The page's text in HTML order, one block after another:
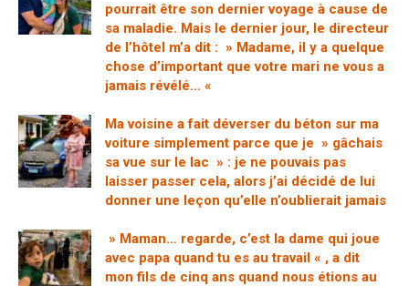
pourrait être son dernier voyage à cause de
sa maladie. Mais le dernier jour, le directeur
de l’hôtel m’a dit : » Madame, il y a quelque
chose d’important que votre mari ne vous a
jamais révélé… «
Ma voisine a fait déverser du béton sur ma
voiture simplement parce que je » gâchais
sa vue sur le lac » : je ne pouvais pas
laisser passer cela, alors j’ai décidé de lui
donner une leçon qu’elle n’oublierait jamais
» Maman… regarde, c’est la dame qui joue
avec papa quand tu es au travail « , a dit
mon fils de cinq ans quand nous étions au